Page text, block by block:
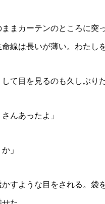
まカーテンのところに突
命線は長いが薄い。わたし
して目を見るのも久しぶり
さんあったよ」
」
すような目をされる。袋